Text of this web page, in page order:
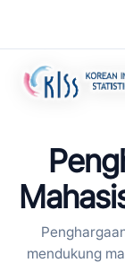
mendukung